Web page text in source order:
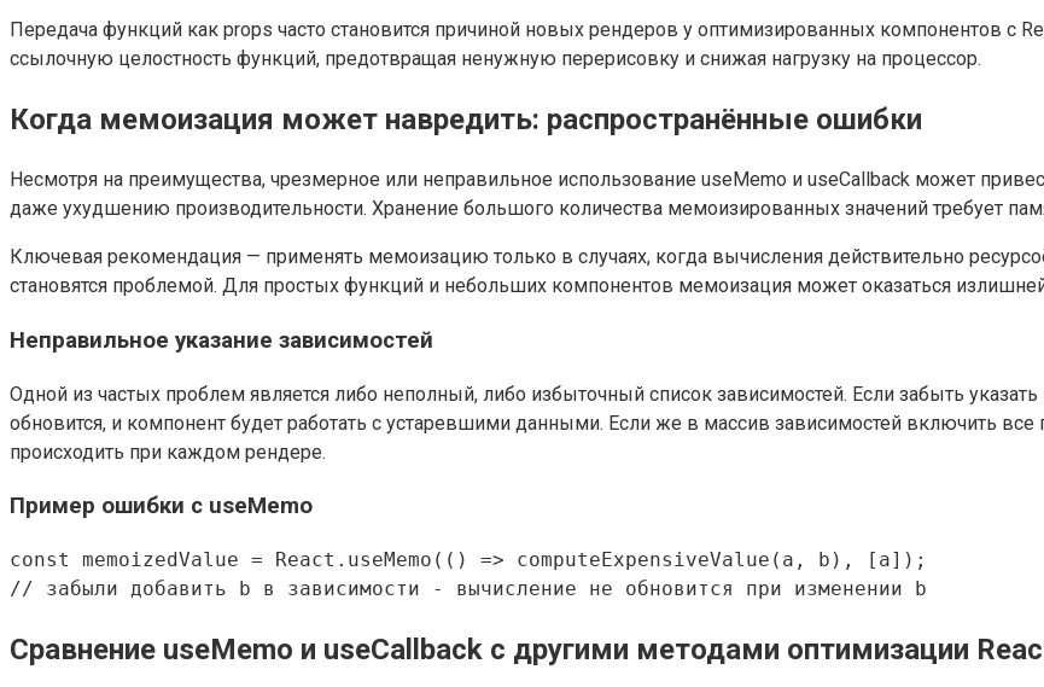
Передача функций как props часто становится причиной новых рендеров у оптимизированных компонентов с
ссылочную целостность функций, предотвращая ненужную перерисовку и снижая нагрузку на процессор.
Когда мемоизация может навредить: распространённые ошибки
Несмотря на преимущества, чрезмерное или неправильное использование useMemo и useCallback может
даже ухудшению производительности. Хранение большого количества мемоизированных значений требует
Ключевая рекомендация — применять мемоизацию только в случаях, когда вычисления действительно
становятся проблемой. Для простых функций и небольших компонентов мемоизация может оказаться
Неправильное указание зависимостей
Одной из частых проблем является либо неполный, либо избыточный список зависимостей. Если забыть
обновится, и компонент будет работать с устаревшими данными. Если же в массив зависимостей включить
происходить при каждом рендере.
Пример ошибки с useMemo
const memoizedValue = React.useMemo(() => computeExpensiveValue(a, b), [a]);
Сравнение useMemo и useCallback с другими методами оптимизации